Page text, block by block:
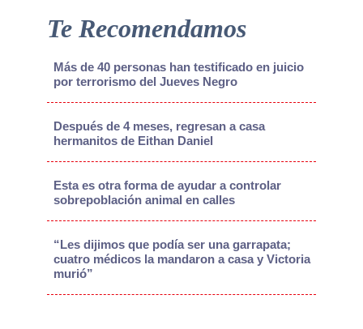
Te Recomendamos
Más de 40 personas han testificado en juicio
por terrorismo del Jueves Negro
Después de 4 meses, regresan a casa
hermanitos de Eithan Daniel
Esta es otra forma de ayudar a controlar
sobrepoblación animal en calles
“Les dijimos que podía ser una garrapata;
cuatro médicos la mandaron a casa y Victoria
murió”